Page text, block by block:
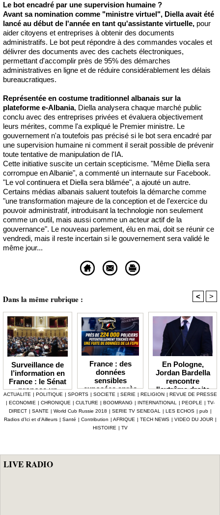
Le bot encadré par une supervision humaine ?
Avant sa nomination comme "ministre virtuel", Diella avait été
lancé au début de l'année en tant qu'assistante virtuelle, pour
aider citoyens et entreprises à obtenir des documents
administratifs. Le bot peut répondre à des commandes vocales et
délivrer des documents avec des cachets électroniques,
permettant d'accomplir près de 95% des démarches
administratives en ligne et de réduire considérablement les délais
bureaucratiques.
Représentée en costume traditionnel albanais sur la
plateforme e-Albania, Diella analysera chaque marché public
conclu avec des entreprises privées et évaluera objectivement
leurs mérites, comme l'a expliqué le Premier ministre. Le
gouvernement n'a toutefois pas précisé si le bot sera encadré par
une supervision humaine ni comment il serait possible de prévenir
toute tentative de manipulation de l'IA.
Cette initiative suscite un certain scepticisme. "Même Diella sera
corrompue en Albanie", a commenté un internaute sur Facebook.
"Le vol continuera et Diella sera blâmée", a ajouté un autre.
Certains médias albanais saluent toutefois la démarche comme
"une transformation majeure de la conception et de l'exercice du
pouvoir administratif, introduisant la technologie non seulement
comme un outil, mais aussi comme un acteur actif de la
gouvernance". Le nouveau parlement, élu en mai, doit se réunir ce
vendredi, mais il reste incertain si le gouvernement sera validé le
même jour...
Dans la même rubrique : < >
Surveillance de
l’information en
France : le Sénat
propose un
observatoire déjà
très critiqué
France : des
données
sensibles
exposées après
une
cyberattaque
visant la
Fédération
sportive de la
En Pologne,
Jordan Bardella
rencontre
l'extrême droite
et peaufine sa
stature
présidentielle
ACTUALITE | POLITIQUE | SPORTS | SOCIETE | SERIE | RELIGION | REVUE DE PRESSE
| ECONOMIE | CHRONIQUE | CULTURE | BOOMRANG | INTERNATIONAL | PEOPLE | TV-
DIRECT | SANTE | World Cub Russie 2018 | SERIE TV SENEGAL | LES ECHOS | pub |
Radios d’Ici et d’Ailleurs | Santé | Contribution | AFRIQUE | TECH NEWS | VIDEO DU JOUR |
HISTOIRE | TV
LIVE RADIO